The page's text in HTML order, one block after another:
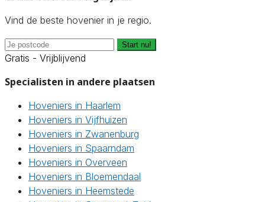
Vind de beste hovenier in je regio.
Start nu!
Gratis - Vrijblijvend
Specialisten in andere plaatsen
Hoveniers in Haarlem
Hoveniers in Vijfhuizen
Hoveniers in Zwanenburg
Hoveniers in Spaarndam
Hoveniers in Overveen
Hoveniers in Bloemendaal
Hoveniers in Heemstede